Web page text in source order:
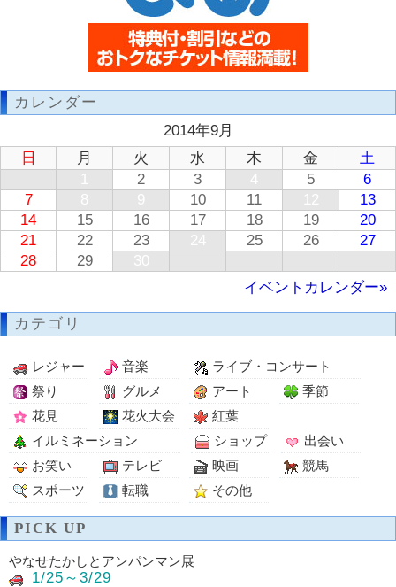
カレンダー
2014年9月
日
月 火 水 木 金
土
1
2 3 4 5
6
7
8 9 10 11 12
13
14
15 16 17 18 19
20
21
22 23 24 25 26
27
28
29
30
イベントカレンダー»
カテゴリ
レジャー 音楽
ライブ・コンサート
祭り
グルメ アート
季節
花見
花火大会
紅葉
イルミネーション
ショップ
出会い
お笑い
テレビ 映画
競馬
スポーツ
転職 その他
PICK UP
やなせたかしとアンパンマン展
1/25～3/29